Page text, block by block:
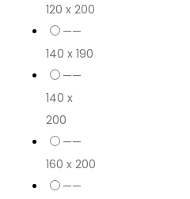
120 x 200
——
140 x 190
——
140 x
200
——
160 x 200
——